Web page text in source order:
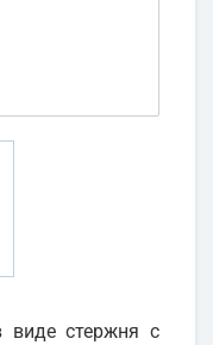
виде стержня с